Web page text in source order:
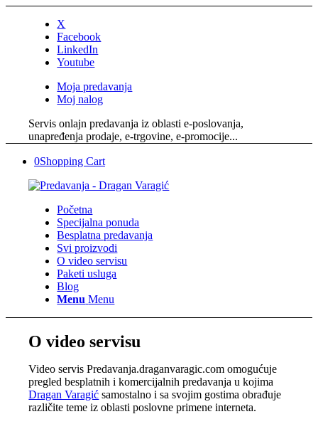
X
Facebook
LinkedIn
Youtube
Moja predavanja
Moj nalog
Servis onlajn predavanja iz oblasti e-poslovanja,
unapređenja prodaje, e-trgovine, e-promocije...
0Shopping Cart
Početna
Specijalna ponuda
Besplatna predavanja
Svi proizvodi
O video servisu
Paketi usluga
Blog
Menu Menu
O video servisu
Video servis Predavanja.draganvaragic.com omogućuje
pregled besplatnih i komercijalnih predavanja u kojima
Dragan Varagić samostalno i sa svojim gostima obrađuje
različite teme iz oblasti poslovne primene interneta.